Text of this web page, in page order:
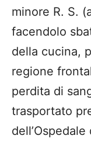
minore R. S.
facendolo
della cucina,
regione
perdita di
trasportato
dell’Ospedale